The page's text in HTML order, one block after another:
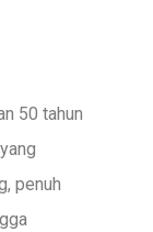
50 tahun
penuh